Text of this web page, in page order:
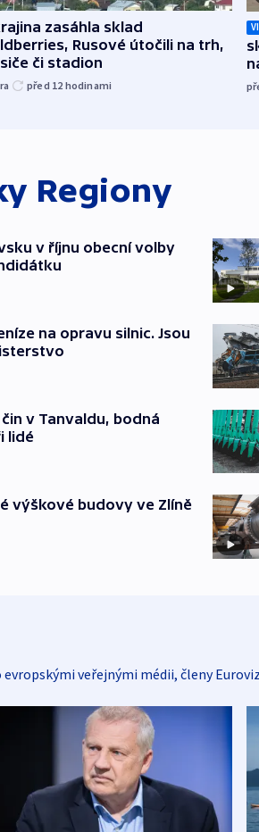
zasáhla sklad
Rusové útočili na trh,
či stadion
před 12 hodinami
Regiony
v říjnu obecní volby
na opravu silnic. Jsou
v Tanvaldu, bodná
lidé
výškové budovy ve Zlíně
veřejnými médii, členy